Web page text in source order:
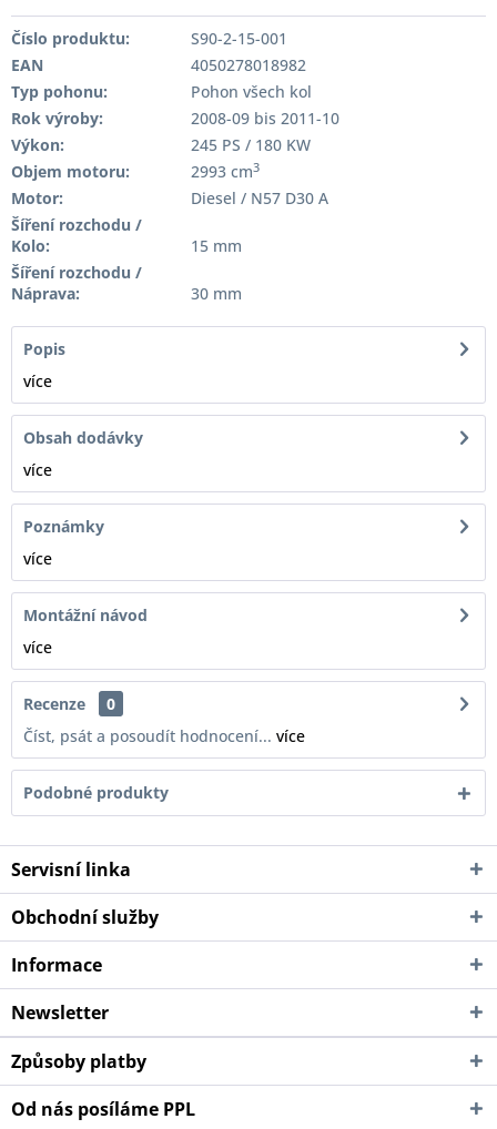
Číslo produktu:
S90-2-15-001
EAN
4050278018982
Typ pohonu:
Pohon všech kol
Rok výroby:
2008-09 bis 2011-10
Výkon:
245 PS / 180 KW
Objem motoru:
2993 cm3
Motor:
Diesel / N57 D30 A
Šíření rozchodu /
Kolo:
15 mm
Šíření rozchodu /
Náprava:
30 mm
Popis
více
Obsah dodávky
více
Poznámky
více
Montážní návod
více
Recenze
0
Číst, psát a posoudít hodnocení... více
Podobné produkty
Servisní linka
Obchodní služby
Informace
Newsletter
Způsoby platby
Od nás posíláme PPL